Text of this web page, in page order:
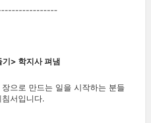
> 학지사 펴냄
으로 만드는 일을 시작하는 분들
서입니다.